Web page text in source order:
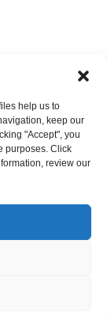
или прайс-
свяжемся с вами
СЕТЯХ
help us to
keep our
"Accept", you
purposes. Click
review our